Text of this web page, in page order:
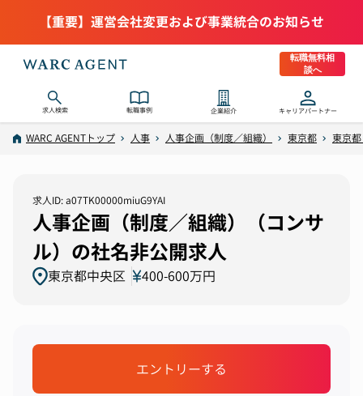
【重要】運営会社変更および事業統合のお知らせ
転職無料相
談へ
求人検索 転職事例 企業紹介 キャリアパートナー
WARC AGENTトップ 人事 人事企画（制度／組織） 東京都 東京
求人ID: a07TK00000miuG9YAI
人事企画（制度／組織）（コンサ
ル）の社名非公開求人
東京都中央区 400-600万円
エントリーする